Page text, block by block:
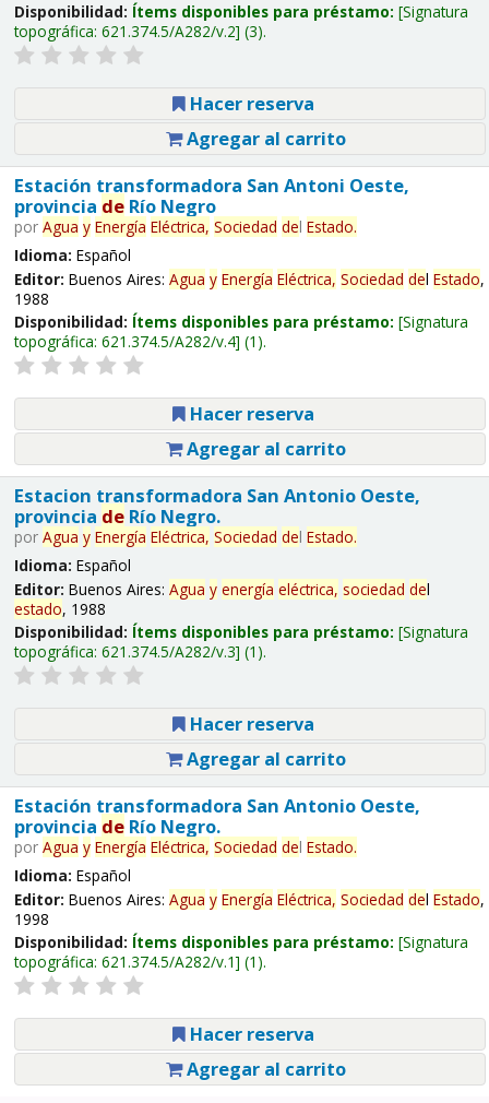
Disponibilidad: Ítems disponibles para préstamo: Signatura
topográfica: 621.374.5/A282/v.2 (3).
Hacer reserva
Agregar al carrito
Estación transformadora San Antoni Oeste,
provincia deRío Negro
por Agua y Energía Eléctrica, Sociedad del Estado.
Idioma: Español
Editor: Buenos Aires: Agua y Energía Eléctrica, Sociedad del Estado,
1988
Disponibilidad: Ítems disponibles para préstamo: Signatura
topográfica: 621.374.5/A282/v.4 (1).
Hacer reserva
Agregar al carrito
Estacion transformadora San Antonio Oeste,
provincia deRío Negro.
por Agua y Energía Eléctrica, Sociedad del Estado.
Idioma: Español
Editor: Buenos Aires: Agua y energía eléctrica, sociedad del
estado, 1988
Disponibilidad: Ítems disponibles para préstamo: Signatura
topográfica: 621.374.5/A282/v.3 (1).
Hacer reserva
Agregar al carrito
Estación transformadora San Antonio Oeste,
provincia deRío Negro.
por Agua y Energía Eléctrica, Sociedad del Estado.
Idioma: Español
Editor: Buenos Aires: Agua y Energía Eléctrica, Sociedad del Estado,
1998
Disponibilidad: Ítems disponibles para préstamo: Signatura
topográfica: 621.374.5/A282/v.1 (1).
Hacer reserva
Agregar al carrito